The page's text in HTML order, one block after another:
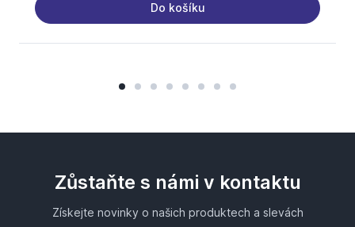
Do košíku
Zůstaňte s námi v kontaktu
Získejte novinky o našich produktech a slevách